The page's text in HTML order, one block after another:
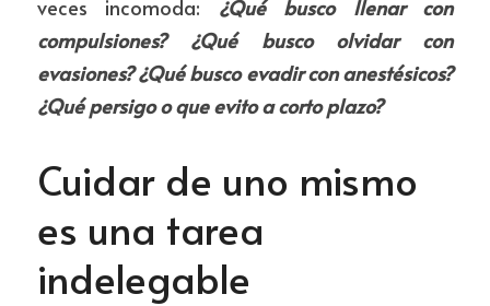
veces incomoda: ¿Qué busco llenar con
compulsiones? ¿Qué busco olvidar con
evasiones?
¿Qué busco evadir con anestésicos?
¿Qué persigo o que evito a corto plazo?
Cuidar de uno mismo
es una tarea
indelegable